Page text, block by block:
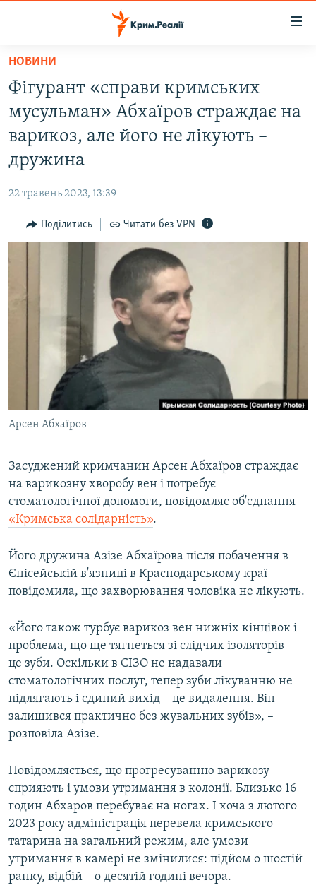
Перейти
основного
матеріалу
Перейти
до
основної
Перейти
пошуку
ВОДА.КРИМ
ВІДЕО ТА ФОТО
ПОГЛЯД
ІНТЕРВ'Ю
СПЕЦПРОЕКТИ
ВІДЕОУРОКИ «ELIFBE»
СВІДЧЕННЯ ОКУПАЦІЇ
УКРАЇНСЬКА ПРОБЛЕМА КРИМУ
ІНФОГРАФІКА
ЯК ОБІЙТИ БЛОКУВАННЯ
Qırımtatar
ДОЛУЧАЙСЯ!
Усі сайти RFE/RL
НОВИНИ
Фігурант «справи кримських
мусульман» Абхаїров страждає на
варикоз, але його не лікують –
дружина
22 травень 2023, 13:39
Поділитись Читати без VPN
Арсен Абхаїров
Засуджений кримчанин Арсен Абхаїров страждає
на варикозну хворобу вен і потребує
стоматологічної допомоги, повідомляє об'єднання
«Кримська солідарність».
Його дружина Азізе Абхаїрова після побачення в
Єнісейській в'язниці в Краснодарському краї
повідомила, що захворювання чоловіка не лікують.
«Його також турбує варикоз вен нижніх кінцівок і
проблема, що ще тягнеться зі слідчих ізоляторів –
це зуби. Оскільки в СІЗО не надавали
стоматологічних послуг, тепер зуби лікуванню не
підлягають і єдиний вихід – це видалення. Він
залишився практично без жувальних зубів», –
розповіла Азізе.
Повідомляється, що прогресуванню варикозу
сприяють і умови утримання в колонії. Близько 16
годин Абхаров перебуває на ногах. І хоча з лютого
2023 року адміністрація перевела кримського
татарина на загальний режим, але умови
утримання в камері не змінилися: підйом о шостій
ранку, відбій – о десятій годині вечора.